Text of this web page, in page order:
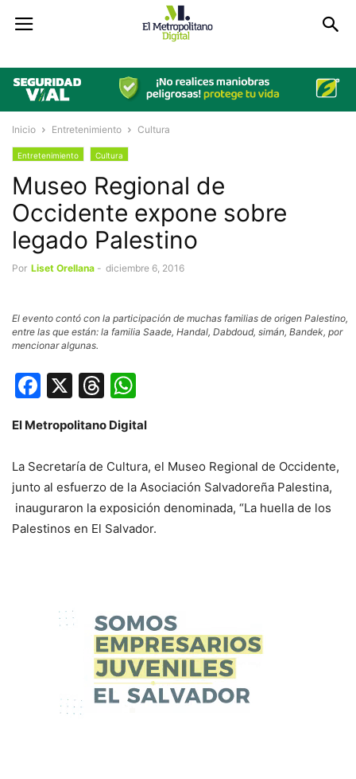
Inicio Entretenimiento Cultura
Entretenimiento Cultura
Museo Regional de
Occidente expone sobre
legado Palestino
Por Liset Orellana - diciembre 6, 2016
El evento contó con la participación de muchas familias de origen Palestino,
entre las que están: la familia Saade, Handal, Dabdoud, simán, Bandek, por
mencionar algunas.
Facebook
X Threads
El Metropolitano Digital
La Secretaría de Cultura, el Museo Regional de Occidente,
junto al esfuerzo de la Asociación Salvadoreña Palestina,
inauguraron la exposición denominada, “La huella de los
Palestinos en El Salvador.